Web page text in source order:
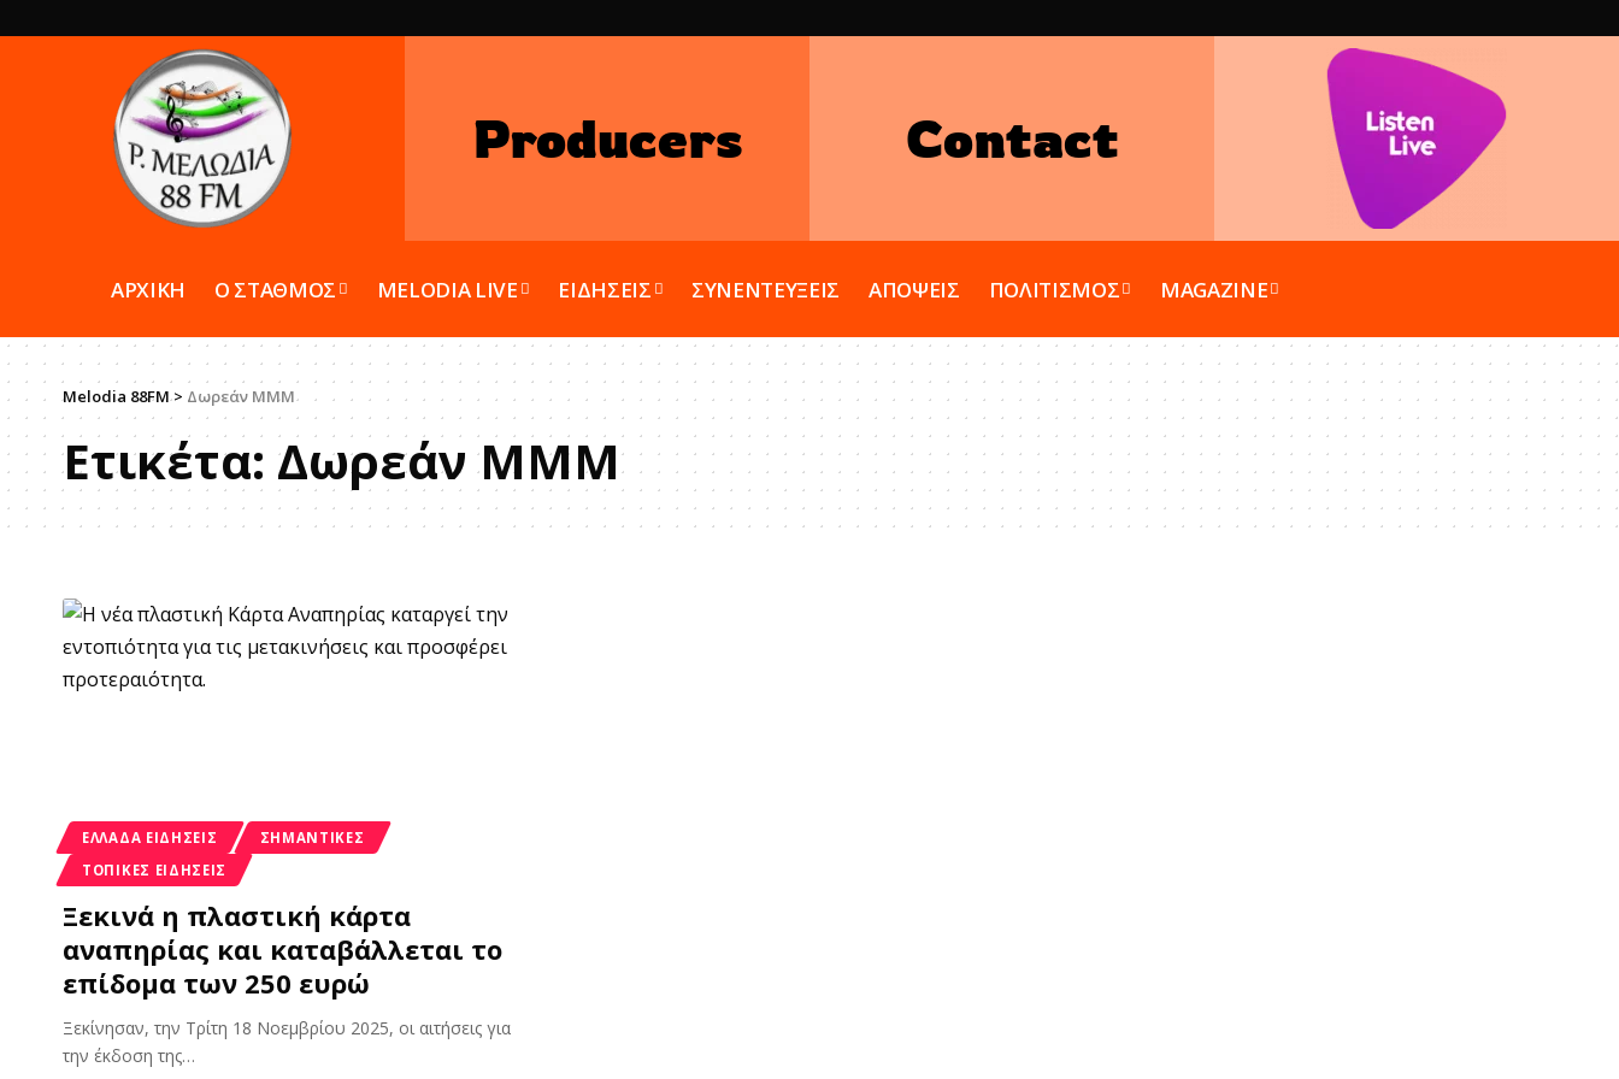
Producers Contact
ΑΡΧΙΚΗ Ο ΣΤΑΘΜΟΣ MELODIA LIVE ΕΙΔΗΣΕΙΣ ΣΥΝΕΝΤΕΥΞΕΙΣ ΑΠΟΨΕΙΣ ΠΟΛΙΤΙΣΜΟΣ MAGAZINE
Melodia 88FM> Δωρεάν ΜΜΜ
Ετικέτα: Δωρεάν ΜΜΜ
ΕΛΛΆΔΑ ΕΙΔΉΣΕΙΣ
ΣΗΜΑΝΤΙΚΈΣ
ΤΟΠΙΚΈΣ ΕΙΔΉΣΕΙΣ
Ξεκινά η πλαστική κάρτα
αναπηρίας και καταβάλλεται το
επίδομα των 250 ευρώ
Ξεκίνησαν, την Τρίτη 18 Νοεμβρίου 2025, οι αιτήσεις για
την έκδοση της…